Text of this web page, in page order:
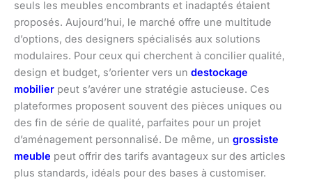
seuls les meubles encombrants et inadaptés étaient
proposés. Aujourd’hui, le marché offre une multitude
d’options, des designers spécialisés aux solutions
modulaires. Pour ceux qui cherchent à concilier qualité,
design et budget, s’orienter vers un destockage
mobilier peut s’avérer une stratégie astucieuse. Ces
plateformes proposent souvent des pièces uniques ou
des fin de série de qualité, parfaites pour un projet
d’aménagement personnalisé. De même, un grossiste
meuble peut offrir des tarifs avantageux sur des articles
plus standards, idéals pour des bases à customiser.